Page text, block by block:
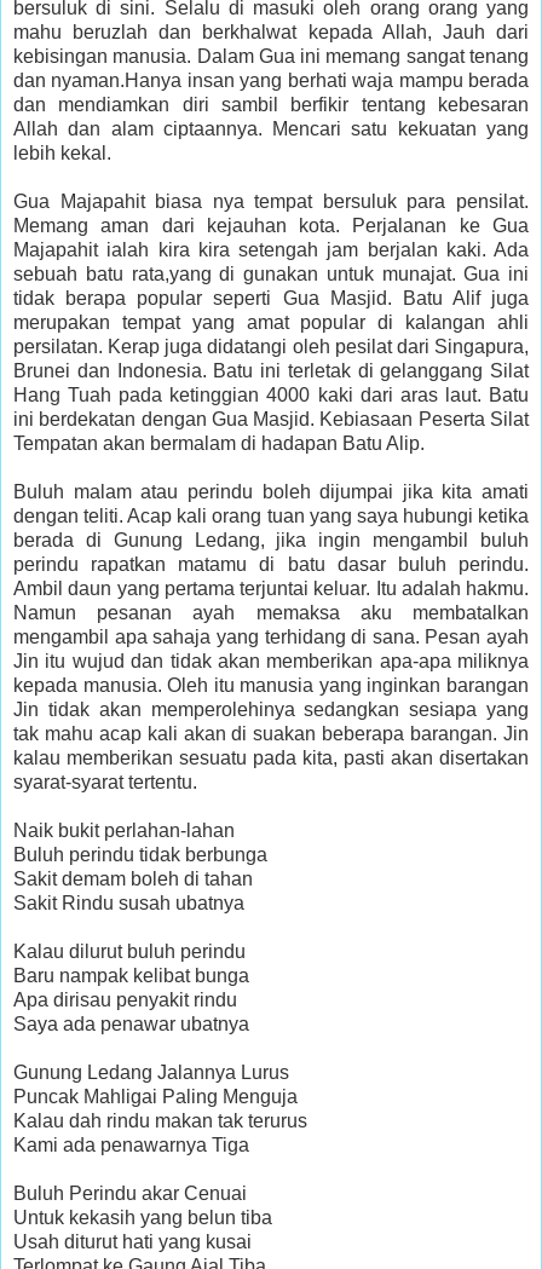
bersuluk di sini. Selalu di masuki oleh orang orang yang
mahu beruzlah dan berkhalwat kepada Allah, Jauh dari
kebisingan manusia. Dalam Gua ini memang sangat tenang
dan nyaman.Hanya insan yang berhati waja mampu berada
dan mendiamkan diri sambil berfikir tentang kebesaran
Allah dan alam ciptaannya. Mencari satu kekuatan yang
lebih kekal.
Gua Majapahit biasa nya tempat bersuluk para pensilat.
Memang aman dari kejauhan kota. Perjalanan ke Gua
Majapahit ialah kira kira setengah jam berjalan kaki. Ada
sebuah batu rata,yang di gunakan untuk munajat. Gua ini
tidak berapa popular seperti Gua Masjid. Batu Alif juga
merupakan tempat yang amat popular di kalangan ahli
persilatan. Kerap juga didatangi oleh pesilat dari Singapura,
Brunei dan Indonesia. Batu ini terletak di gelanggang Silat
Hang Tuah pada ketinggian 4000 kaki dari aras laut. Batu
ini berdekatan dengan Gua Masjid. Kebiasaan Peserta Silat
Tempatan akan bermalam di hadapan Batu Alip.
Buluh malam atau perindu boleh dijumpai jika kita amati
dengan teliti. Acap kali orang tuan yang saya hubungi ketika
berada di Gunung Ledang, jika ingin mengambil buluh
perindu rapatkan matamu di batu dasar buluh perindu.
Ambil daun yang pertama terjuntai keluar. Itu adalah hakmu.
Namun pesanan ayah memaksa aku membatalkan
mengambil apa sahaja yang terhidang di sana. Pesan ayah
Jin itu wujud dan tidak akan memberikan apa-apa miliknya
kepada manusia. Oleh itu manusia yang inginkan barangan
Jin tidak akan memperolehinya sedangkan sesiapa yang
tak mahu acap kali akan di suakan beberapa barangan. Jin
kalau memberikan sesuatu pada kita, pasti akan disertakan
syarat-syarat tertentu.
Naik bukit perlahan-lahan
Buluh perindu tidak berbunga
Sakit demam boleh di tahan
Sakit Rindu susah ubatnya
Kalau dilurut buluh perindu
Baru nampak kelibat bunga
Apa dirisau penyakit rindu
Saya ada penawar ubatnya
Gunung Ledang Jalannya Lurus
Puncak Mahligai Paling Menguja
Kalau dah rindu makan tak terurus
Kami ada penawarnya Tiga
Buluh Perindu akar Cenuai
Untuk kekasih yang belun tiba
Usah diturut hati yang kusai